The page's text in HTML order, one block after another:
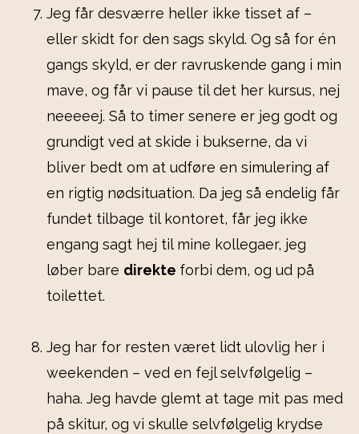
Jeg får desværre heller ikke tisset af –
eller skidt for den sags skyld. Og så for én
gangs skyld, er der ravruskende gang i min
mave, og får vi pause til det her kursus, nej
neeeeej. Så to timer senere er jeg godt og
grundigt ved at skide i bukserne, da vi
bliver bedt om at udføre en simulering af
en rigtig nødsituation. Da jeg så endelig får
fundet tilbage til kontoret, får jeg ikke
engang sagt hej til mine kollegaer, jeg
løber bare direkte forbi dem, og ud på
toilettet.
Jeg har for resten været lidt ulovlig her i
weekenden – ved en fejl selvfølgelig –
haha. Jeg havde glemt at tage mit pas med
på skitur, og vi skulle selvfølgelig krydse